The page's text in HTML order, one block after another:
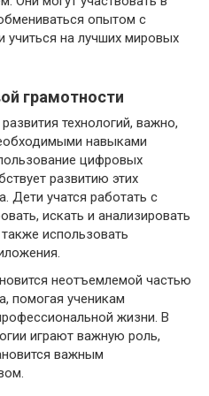
опытом с
учиться на лучших мировых
грамотности
технологий, важно,
навыками
цифровых
развитию этих
Дети учатся работать с
искать и анализировать
использовать
неотъемлемой частью
помогая ученикам
жизни. В
играют важную роль,
важным